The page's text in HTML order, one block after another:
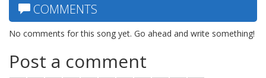
COMMENTS
No comments for this song yet. Go ahead and write something!
Post a comment